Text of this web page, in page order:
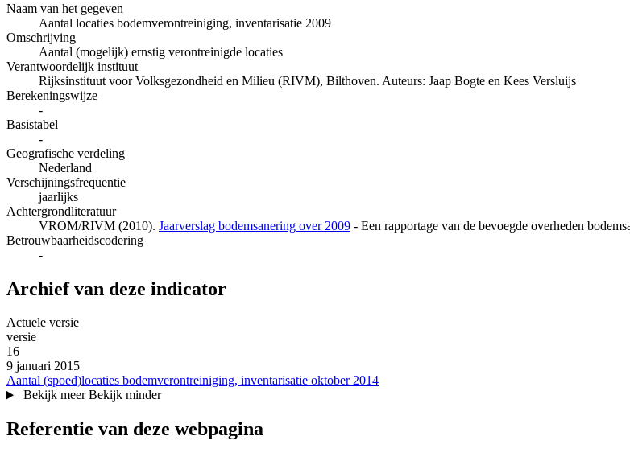
Naam van het gegeven
Aantal locaties bodemverontreiniging, inventarisatie 2009
Omschrijving
Aantal (mogelijk) ernstig verontreinigde locaties
Verantwoordelijk instituut
Rijksinstituut voor Volksgezondheid en Milieu (RIVM), Bilthoven. Auteurs: Jaap Bogte en Kees Versluijs
Berekeningswijze
-
Basistabel
-
Geografische verdeling
Nederland
Verschijningsfrequentie
jaarlijks
Achtergrondliteratuur
VROM/RIVM (2010). Jaarverslag bodemsanering over 2009 - Een rapportage van de bevoegde overheden
Betrouwbaarheidscodering
-
Archief van deze indicator
Actuele versie
versie‎
16
9 januari 2015
Aantal (spoed)locaties bodemverontreiniging, inventarisatie oktober 2014
Bekijk meer Bekijk minder
Referentie van deze webpagina